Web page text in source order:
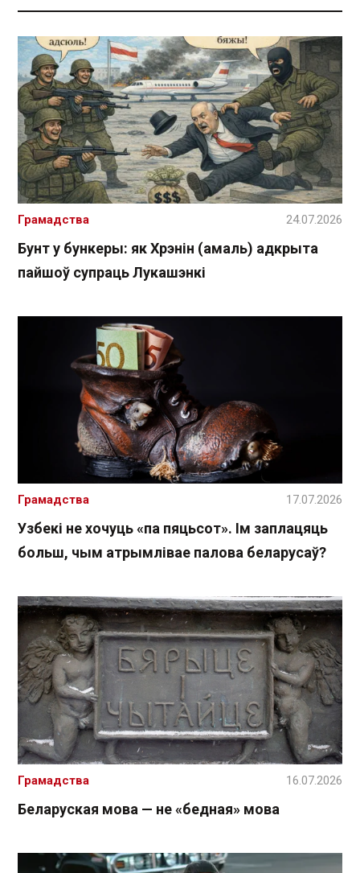
Бунт у бункеры: як Хрэнін (амаль) адкрыта
пайшоў супраць Лукашэнкі
Грамадства 24.07.2026
Узбекі не хочуць «па пяцьсот». Ім заплацяць
больш, чым атрымлівае палова беларусаў?
Грамадства 17.07.2026
Беларуская мова — не «бедная» мова
Грамадства 16.07.2026